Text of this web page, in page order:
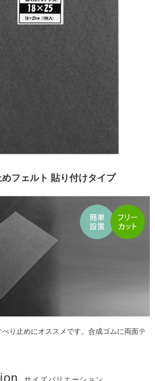
フェルト 貼り付けタイプ
り止めにオススメです。合成ゴムに両面テ
サイズバリエーション